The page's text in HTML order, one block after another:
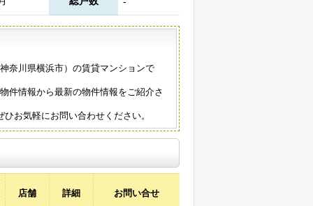
奈川県横浜市）の賃貸マンションで
件情報から最新の物件情報をご紹介さ
お気軽にお問い合わせください。
店舗 詳細 お問い合せ